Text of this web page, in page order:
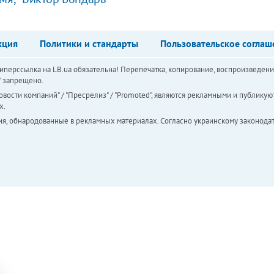
Политики и стандарты Пользовательское
на LB.ua обязательна! Перепечатка, копирование,
запрещено.
компаний" / "Пресрелиз" / "Promoted", являются рекламными и
обнародованные в рекламных материалах. Согласно украинскому